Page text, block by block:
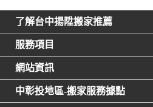
了解台中揚陞搬家推薦
服務項目
網站資訊
中彰投地區-搬家服務據點